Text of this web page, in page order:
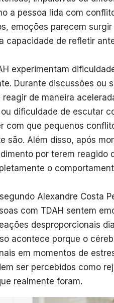
a pessoa lida com
emoções parecem
capacidade de refletir
experimentam
Durante discussões ou
de maneira
dificuldade de escutar
com que pequenos
são. Além disso, após
por terem reagido
o
Alexandre Costa
com TDAH sentem
desproporcionais
acontece porque o
em momentos de
ser percebidos como
realmente foram.